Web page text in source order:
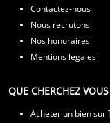
Contactez-nous
Nous recrutons
Nos honoraires
Mentions légales
QUE CHERCHEZ
Acheter un bien sur